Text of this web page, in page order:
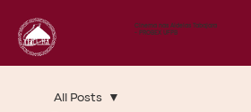
Cinema nas Aldeias Tabajara
- PROBEX UFPB
All Posts